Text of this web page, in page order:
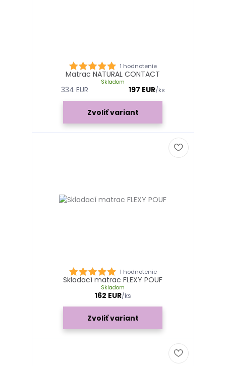
1 hodnotenie
Matrac NATURAL CONTACT
334 EUR
197 EUR/ks
Skladom
Zvoliť variant
1 hodnotenie
Skladací matrac FLEXY POUF
162 EUR/ks
Skladom
Zvoliť variant